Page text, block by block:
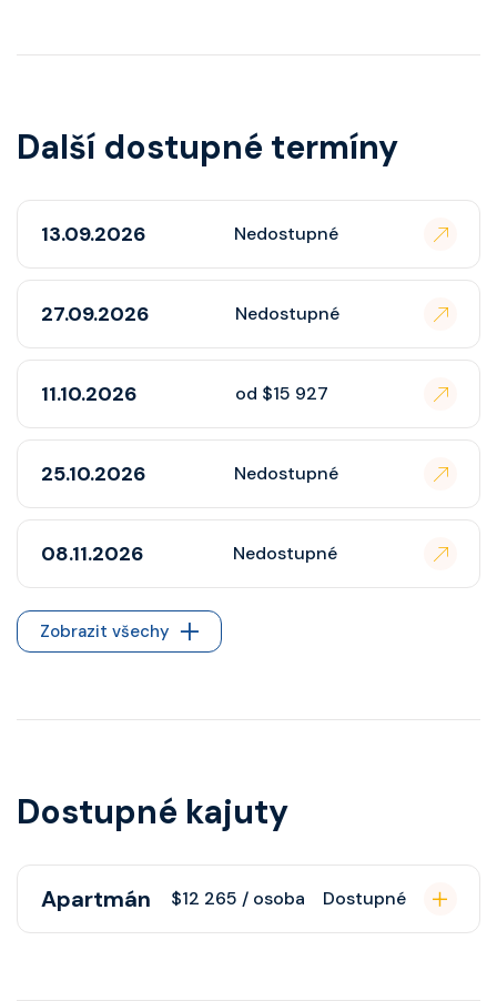
Další dostupné termíny
13.09.2026 Nedostupné
27.09.2026 Nedostupné
11.10.2026 od $15 927
25.10.2026 Nedostupné
08.11.2026 Nedostupné
Zobrazit všechy
Dostupné kajuty
Apartmán $12 265 / osoba Dostupné
pohovku či více ložnicí podle